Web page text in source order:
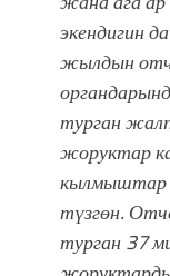
экендигин
жылдын
турган
жоруктар
кылмыштар
түзгөн.
турган 37